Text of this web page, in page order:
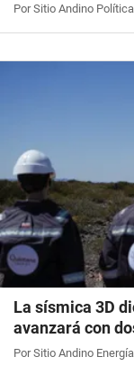
Por Sitio Andino Política
La sísmica 3D
avanzará con
Por Sitio Andino Energía